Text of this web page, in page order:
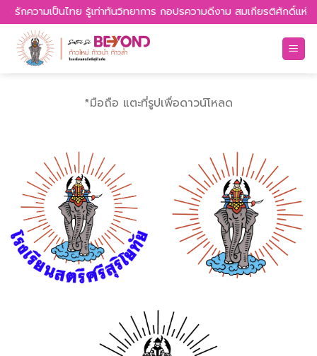
Skip
to
content
ามเป็นไทย รู้เท่าทันวิทยาการ กอปรความดีงาม สมเกียรติศักดิ์แห่งพระ
*มือถือ แตะที่รูปเพื่อดาวน์โหลด
.png .ai .png .ai